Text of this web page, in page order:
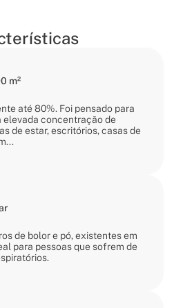
m²
até 80%. Foi pensado para
elevada concentração de
de estar, escritórios, casas de
de bolor e pó, existentes em
para pessoas que sofrem de